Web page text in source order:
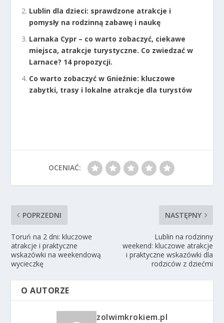
Lublin dla dzieci: sprawdzone atrakcje i
pomysły na rodzinną zabawę i naukę
Larnaka Cypr – co warto zobaczyć, ciekawe
miejsca, atrakcje turystyczne. Co zwiedzać w
Larnace? 14 propozycji.
Co warto zobaczyć w Gnieźnie: kluczowe
zabytki, trasy i lokalne atrakcje dla turystów
OCENIAĆ:
POPRZEDNI
Toruń na 2 dni: kluczowe
atrakcje i praktyczne
wskazówki na weekendową
wycieczkę
NASTĘPNY
Lublin na rodzinny
weekend: kluczowe atrakcje
i praktyczne wskazówki dla
rodziców z dziećmi
O AUTORZE
zolwimkrokiem.pl